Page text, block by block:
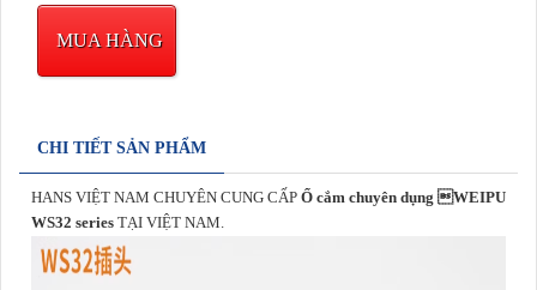
MUA HÀNG
CHI TIẾT SẢN PHẨM
HANS VIỆT NAM CHUYÊN CUNG CẤP Ổ cắm chuyên dụng WEIPU
WS32 series TẠI VIỆT NAM.